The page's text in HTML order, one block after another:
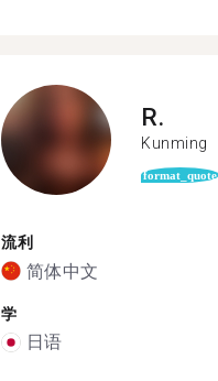
R.
Kunming
format_quote
流利
简体中文
学
日语